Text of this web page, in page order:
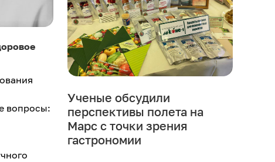
вопросы:
Ученые обсудили
перспективы полета на
Марс с точки зрения
гастрономии